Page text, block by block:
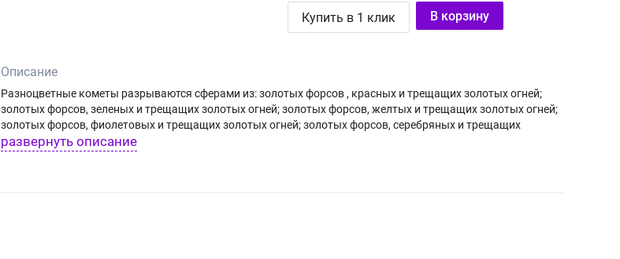
Купить в 1 клик В корзину
Описание
Разноцветные кометы разрываются сферами из: золотых форсов , красных и трещащих золотых огней;
золотых форсов, зеленых и трещащих золотых огней; золотых форсов, желтых и трещащих золотых огней;
золотых форсов, фиолетовых и трещащих золотых огней; золотых форсов, серебряных и трещащих
золотых огней; золотых форсов, синих и трещащих золотых огней.
развернуть описание